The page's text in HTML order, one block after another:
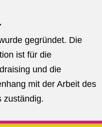
gegründet. Die
ist für die
und die
mit der Arbeit des
zuständig.